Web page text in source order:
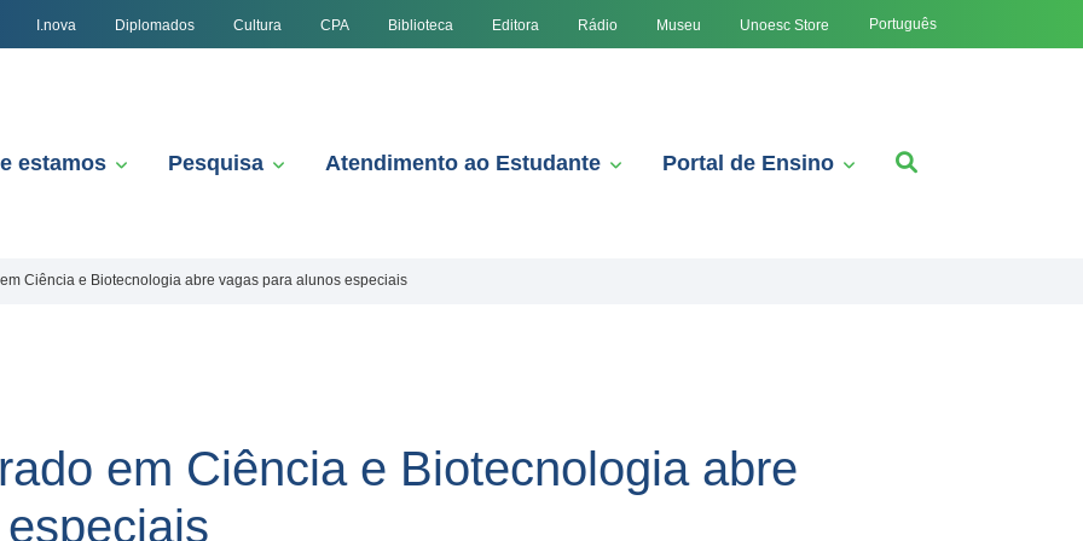
I.nova Diplomados Cultura CPA Biblioteca Editora Rádio Museu Unoesc Store Português
estamos Pesquisa Atendimento ao Estudante Portal de Ensino
Ciência e Biotecnologia abre vagas para alunos especiais
em Ciência e Biotecnologia abre